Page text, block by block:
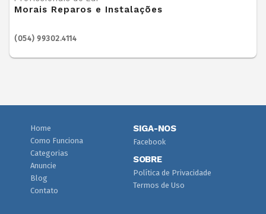
Morais Reparos e Instalações
(054) 99302.4114
Home
Como Funciona
Categorias
Anuncie
Blog
Contato
SIGA-NOS
Facebook
SOBRE
Política de Privacidade
Termos de Uso